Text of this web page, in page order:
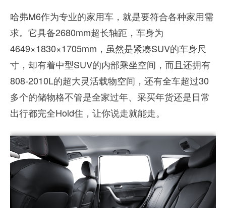
哈弗M6作为专业的家用车，就是要符合各种家用需
求。它具备2680mm超长轴距，车身为
4649×1830×1705mm，虽然是紧凑SUV的车身尺
寸，却有着中型SUV的内部乘坐空间，而且还拥有
808-2010L的超大灵活载物空间，还有全车超过30
多个的储物格不管是全家过年、采买年货还是日常
出行都完全Hold住，让你说走就能走。